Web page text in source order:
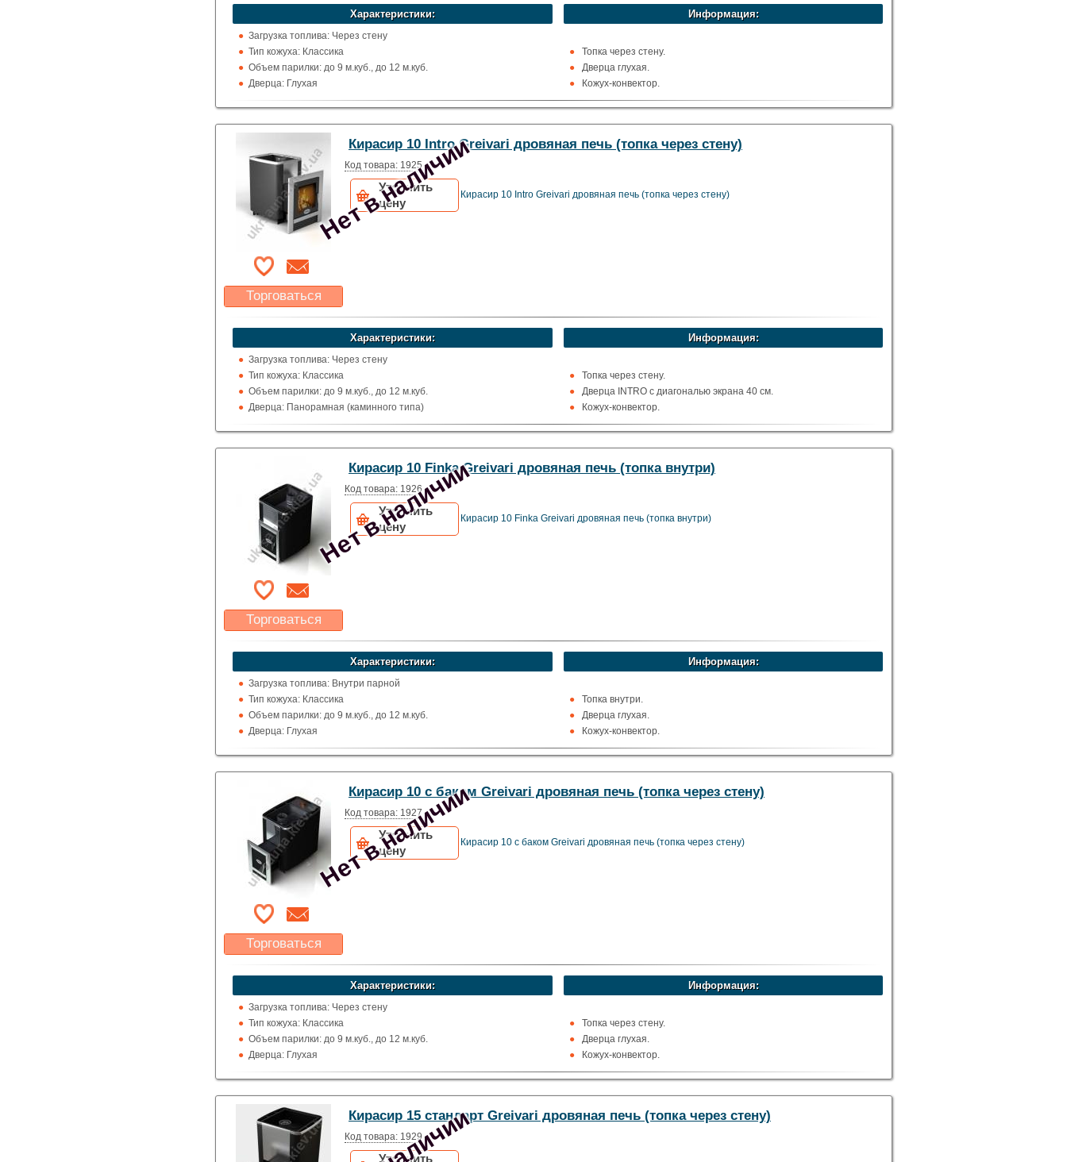
устроит?
Указать цену
Характеристики:
Загрузка топлива: Через стену
Тип кожуха: Классика
Объем парилки: до 9 м.куб., до 12 м.куб.
Дверца: Глухая
Выход дымохода: Вверх
Использование: Для дома
Производитель: Greivari
Информация:
Топка через стену.
Дверца глухая.
Кожух-конвектор.
Рекомендуемый объём сауны от 6-12 м.куб.
Нет в наличии
Торговаться
Какая цена Вас
устроит?
Указать цену
Кирасир 10 Intro Greivari дровяная печь (топка через стену)
Код товара: 1925
Уточнить
цену
Кирасир 10 Intro Greivari дровяная печь (топка через стену)
Характеристики:
Загрузка топлива: Через стену
Тип кожуха: Классика
Объем парилки: до 9 м.куб., до 12 м.куб.
Дверца: Панорамная (каминного типа)
Выход дымохода: Вверх
Производитель: Greivari
Информация:
Топка через стену.
Дверца INTRO с диагональю экрана 40 cм.
Кожух-конвектор.
Рекомендуемый объём сауны от 6-12 м.куб.
Нет в наличии
Торговаться
Какая цена Вас
устроит?
Указать цену
Кирасир 10 Finka Greivari дровяная печь (топка внутри)
Код товара: 1926
Уточнить
цену
Кирасир 10 Finka Greivari дровяная печь (топка внутри)
Характеристики:
Загрузка топлива: Внутри парной
Тип кожуха: Классика
Объем парилки: до 9 м.куб., до 12 м.куб.
Дверца: Глухая
Выход дымохода: Вверх
Производитель: Greivari
Информация:
Топка внутри.
Дверца глухая.
Кожух-конвектор.
Рекомендуемый объём сауны от 6-12 м.куб.
Нет в наличии
Торговаться
Какая цена Вас
устроит?
Указать цену
Кирасир 10 с баком Greivari дровяная печь (топка через стену)
Код товара: 1927
Уточнить
цену
Кирасир 10 с баком Greivari дровяная печь (топка через стену)
Характеристики:
Загрузка топлива: Через стену
Тип кожуха: Классика
Объем парилки: до 9 м.куб., до 12 м.куб.
Дверца: Глухая
Выход дымохода: Вверх
Использование: Для дома
Производитель: Greivari
Информация:
Топка через стену.
Дверца глухая.
Кожух-конвектор.
Рекомендуемый объём сауны от 6-12 м.куб.
Кирасир 15 стандарт Greivari дровяная печь (топка через стену)
Код товара: 1929
Уточнить